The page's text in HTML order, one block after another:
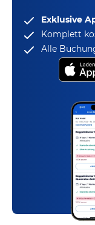
Exklusive
Komplett
Alle